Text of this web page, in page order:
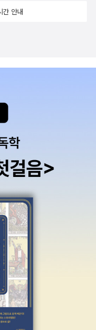
능 기술을 맛볼 수 있다.
른 서비스/솔루션 기획자
반인
간 안내